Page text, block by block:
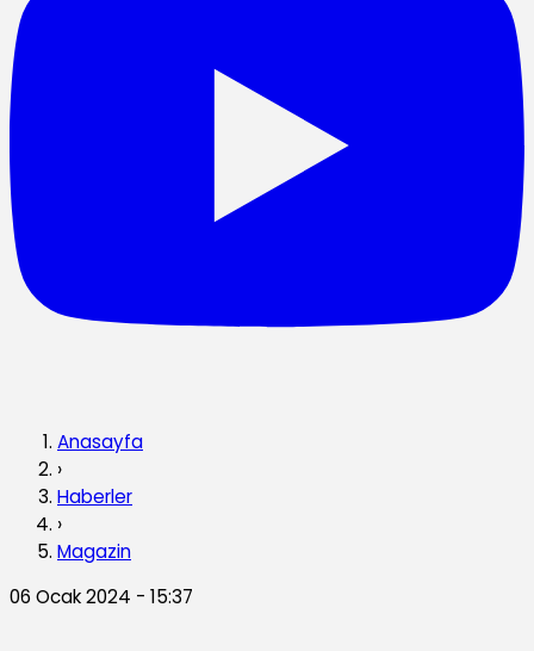
Anasayfa
›
Haberler
›
Magazin
06 Ocak 2024 - 15:37